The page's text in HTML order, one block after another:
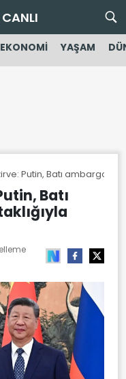
CANLI
EKONOMİ YAŞAM
Putin, Batı
Batı